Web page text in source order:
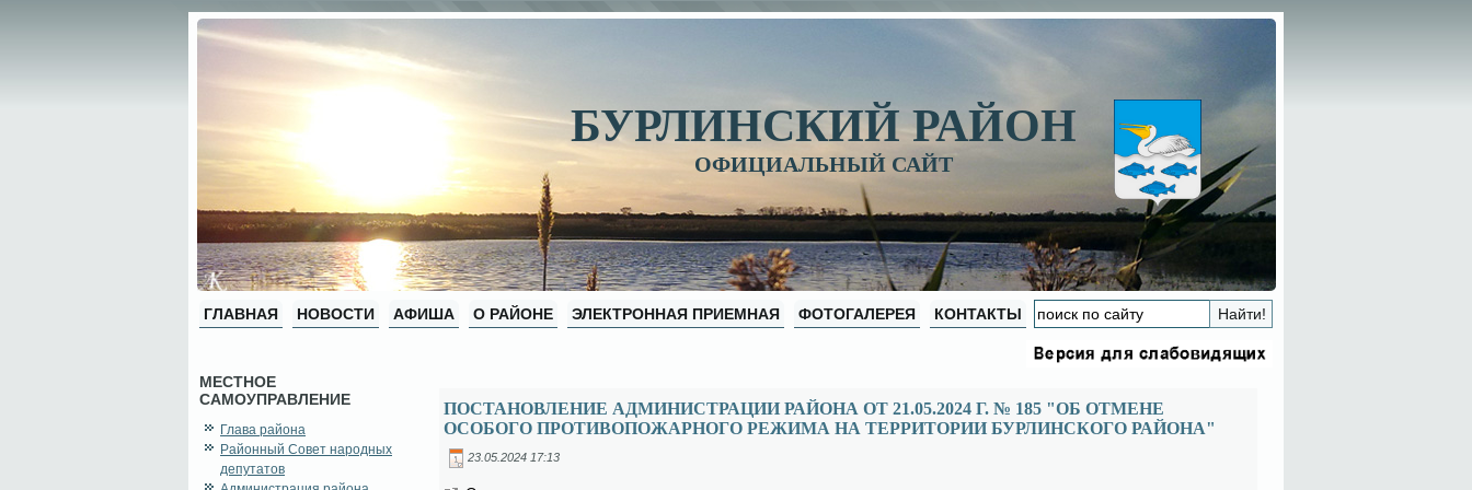
БУРЛИНСКИЙ РАЙОН
ОФИЦИАЛЬНЫЙ САЙТ
ГЛАВНАЯ НОВОСТИ АФИША О РАЙОНЕ ЭЛЕКТРОННАЯ ПРИЕМНАЯ ФОТОГАЛЕРЕЯ КОНТАКТЫ
МЕСТНОЕ
САМОУПРАВЛЕНИЕ
Глава района
Районный Совет народных
депутатов
ПОСТАНОВЛЕНИЕ АДМИНИСТРАЦИИ РАЙОНА ОТ 21.05.2024 Г. № 185 "ОБ ОТМЕНЕ
ОСОБОГО ПРОТИВОПОЖАРНОГО РЕЖИМА НА ТЕРРИТОРИИ БУРЛИНСКОГО РАЙОНА"
23.05.2024 17:13